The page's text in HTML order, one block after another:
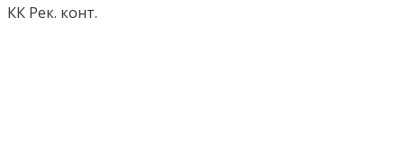
КК Рек. конт.